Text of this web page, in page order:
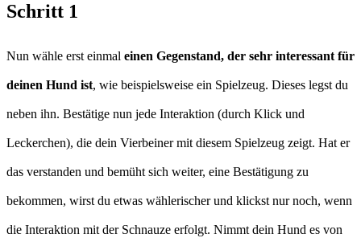
Schritt 1
Nun wähle erst einmal einen Gegenstand, der sehr interessant für
deinen Hund ist, wie beispielsweise ein Spielzeug. Dieses legst du
neben ihn. Bestätige nun jede Interaktion (durch Klick und
Leckerchen), die dein Vierbeiner mit diesem Spielzeug zeigt. Hat er
das verstanden und bemüht sich weiter, eine Bestätigung zu
bekommen, wirst du etwas wählerischer und klickst nur noch, wenn
die Interaktion mit der Schnauze erfolgt. Nimmt dein Hund es von